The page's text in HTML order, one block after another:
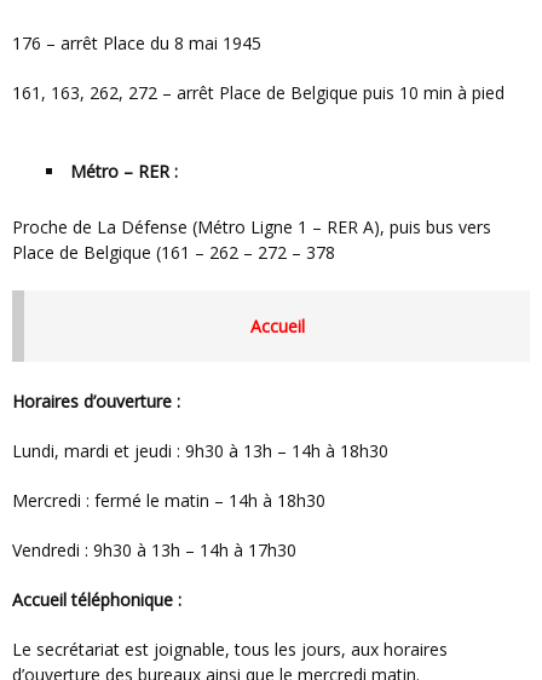
176 – arrêt Place du 8 mai 1945
161, 163, 262, 272 – arrêt Place de Belgique puis 10 min à pied
Métro – RER :
Proche de La Défense (Métro Ligne 1 – RER A), puis bus vers
Place de Belgique (161 – 262 – 272 – 378
Accueil
Horaires d’ouverture :
Lundi, mardi et jeudi : 9h30 à 13h – 14h à 18h30
Mercredi : fermé le matin – 14h à 18h30
Vendredi : 9h30 à 13h – 14h à 17h30
Accueil téléphonique :
Le secrétariat est joignable, tous les jours, aux horaires
d’ouverture des bureaux ainsi que le mercredi matin.